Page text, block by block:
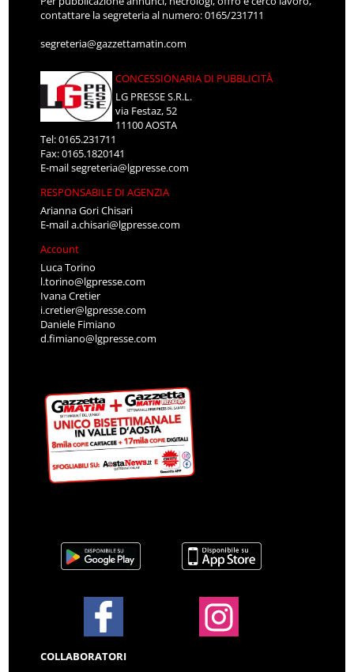
contattare la segreteria al numero: 0165/231711
segreteria@gazzettamatin.com
CONCESSIONARIA DI PUBBLICITÀ
LG PRESSE S.R.L.
via Festaz, 52
11100 AOSTA
Tel: 0165.231711
Fax: 0165.1820141
E-mailsegreteria@lgpresse.com
RESPONSABILE DI AGENZIA
Arianna Gori Chisari
E-maila.chisari@lgpresse.com
Account
Luca Torino
l.torino@lgpresse.com
Ivana Cretier
i.cretier@lgpresse.com
Daniele Fimiano
d.fimiano@lgpresse.com
COLLABORATORI